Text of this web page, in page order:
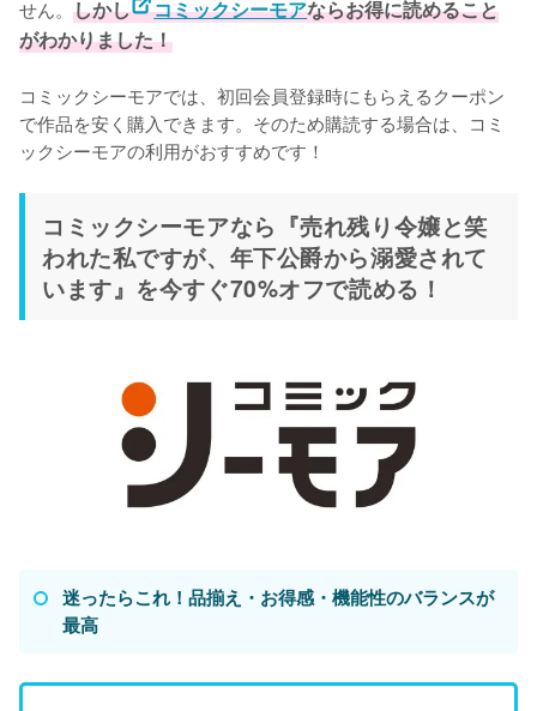
せん。 しかし コミックシーモアならお得に読めること
がわかりました！
コミックシーモアでは、初回会員登録時にもらえるクーポン
で作品を安く購入できます。そのため購読する場合は、コミ
ックシーモアの利用がおすすめです！
コミックシーモアなら『売れ残り令嬢と笑
われた私ですが、年下公爵から溺愛されて
います』を今すぐ70%オフで読める！
迷ったらこれ！品揃え・お得感・機能性のバランスが
最高